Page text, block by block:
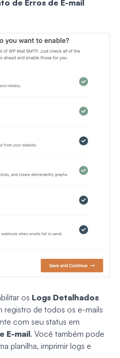
de Erros de E-mail
os Logs Detalhados
registro de todos os e-mails
com seu status em
E-mail. Você também pode
planilha, imprimir logs e